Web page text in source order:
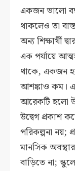
একজন ভালো
থাকলেও তা
অন্য শিক্ষার্থী
এক পর্যায়ে
থাকে, একজন
আশঙ্কাও কম। এ
আরেকটি হলো
উদ্বেগ প্রকাশ
পরিকল্পনা নয়;
মানসিক
বাড়িতে না;